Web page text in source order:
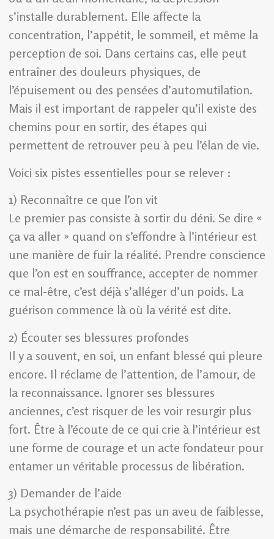
s’installe durablement. Elle affecte la
concentration, l’appétit, le sommeil, et même la
perception de soi. Dans certains cas, elle peut
entraîner des douleurs physiques, de
l’épuisement ou des pensées d’automutilation.
Mais il est important de rappeler qu’il existe des
chemins pour en sortir, des étapes qui
permettent de retrouver peu à peu l’élan de vie.
Voici six pistes essentielles pour se relever :
1) Reconnaître ce que l’on vit
Le premier pas consiste à sortir du déni. Se dire «
ça va aller » quand on s’effondre à l’intérieur est
une manière de fuir la réalité. Prendre conscience
que l’on est en souffrance, accepter de nommer
ce mal-être, c’est déjà s’alléger d’un poids. La
guérison commence là où la vérité est dite.
2) Écouter ses blessures profondes
Il y a souvent, en soi, un enfant blessé qui pleure
encore. Il réclame de l’attention, de l’amour, de
la reconnaissance. Ignorer ses blessures
anciennes, c’est risquer de les voir resurgir plus
fort. Être à l’écoute de ce qui crie à l’intérieur est
une forme de courage et un acte fondateur pour
entamer un véritable processus de libération.
3) Demander de l’aide
La psychothérapie n’est pas un aveu de faiblesse,
mais une démarche de responsabilité. Être